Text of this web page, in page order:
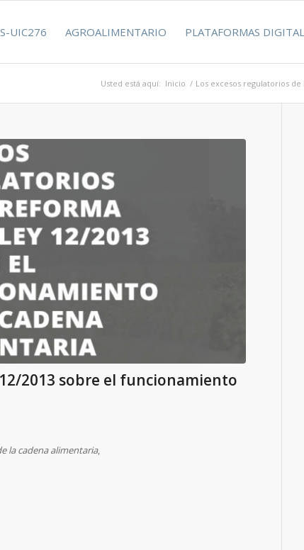
UIC276 AGROALIMENTARIO PLATAFORMAS
Usted está aquí: Inicio / Los excesos regulatorios
2013 sobre el funcionamiento
la cadena alimentaria,